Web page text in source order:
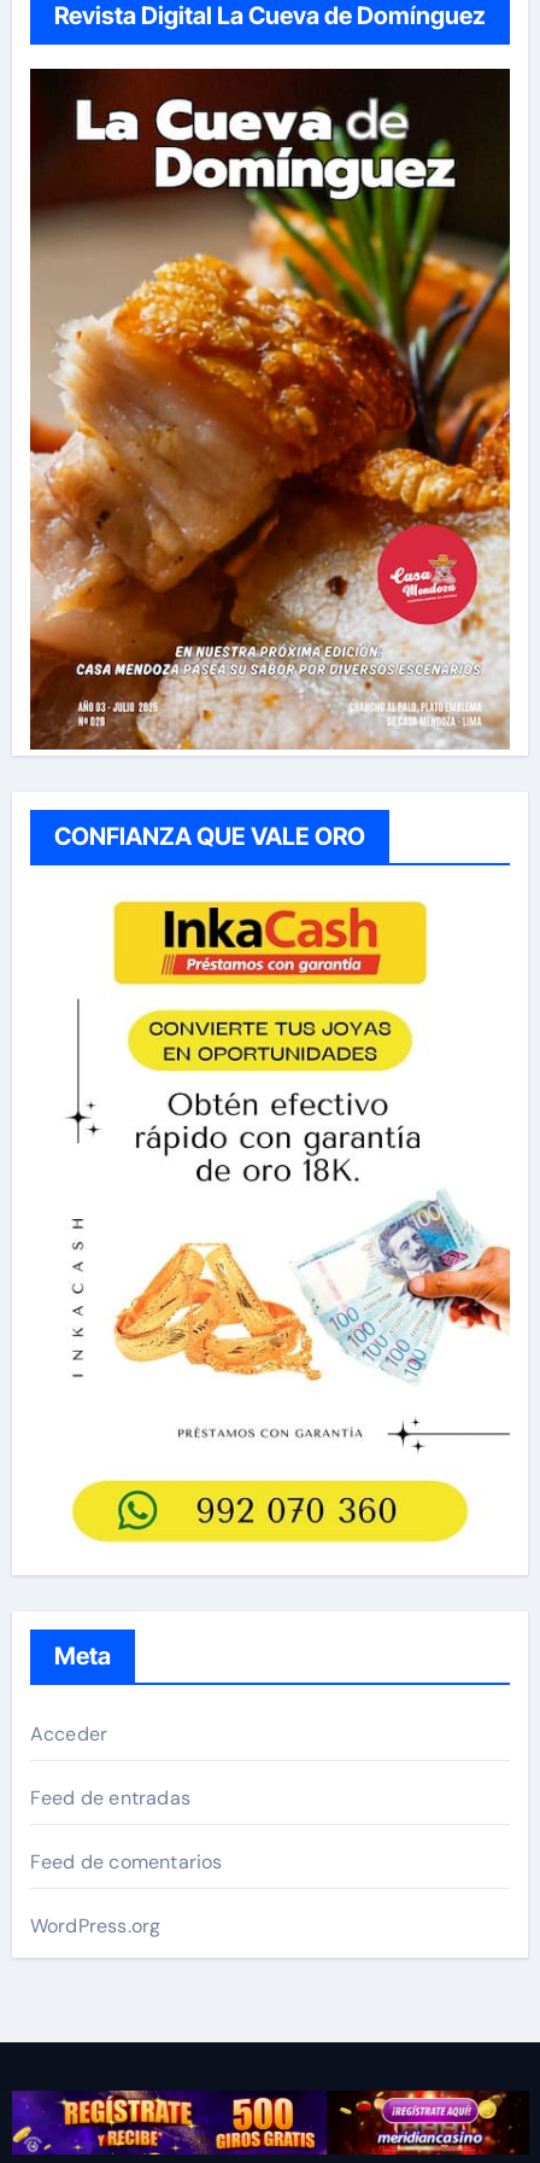
Revista Digital La Cueva de Domínguez
CONFIANZA QUE VALE ORO
Meta
Acceder
Feed de entradas
Feed de comentarios
WordPress.org